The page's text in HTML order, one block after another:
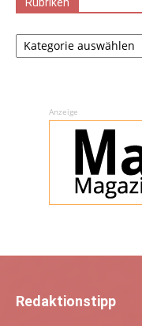
Rubriken
Anzeige
Redaktionstipp